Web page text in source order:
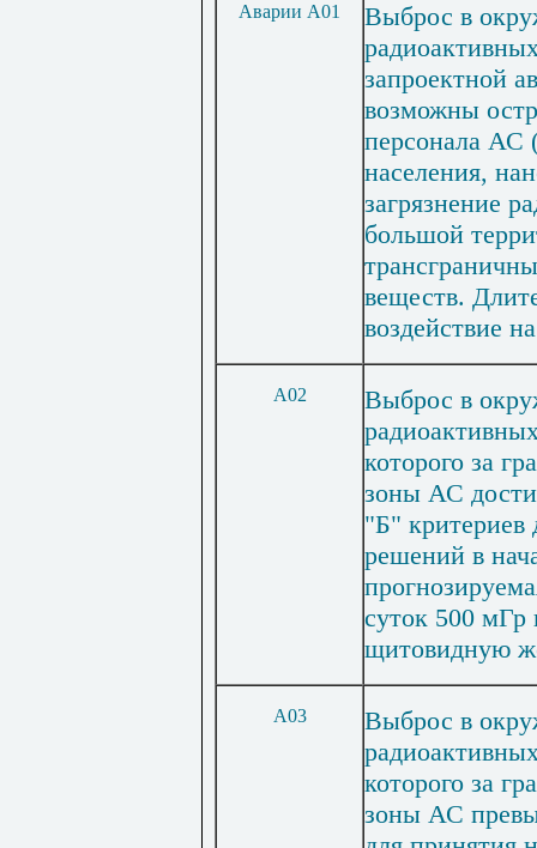
Аварии А01
Выброс в
запроектной
возможны
персонала АС
населения,
загрязнение
большой
веществ.
воздействие
А02
Выброс в
которого за
зоны АС
"Б" критериев
решений в
суток 500 мГр
щитовидную
А03
Выброс в
которого за
зоны АС